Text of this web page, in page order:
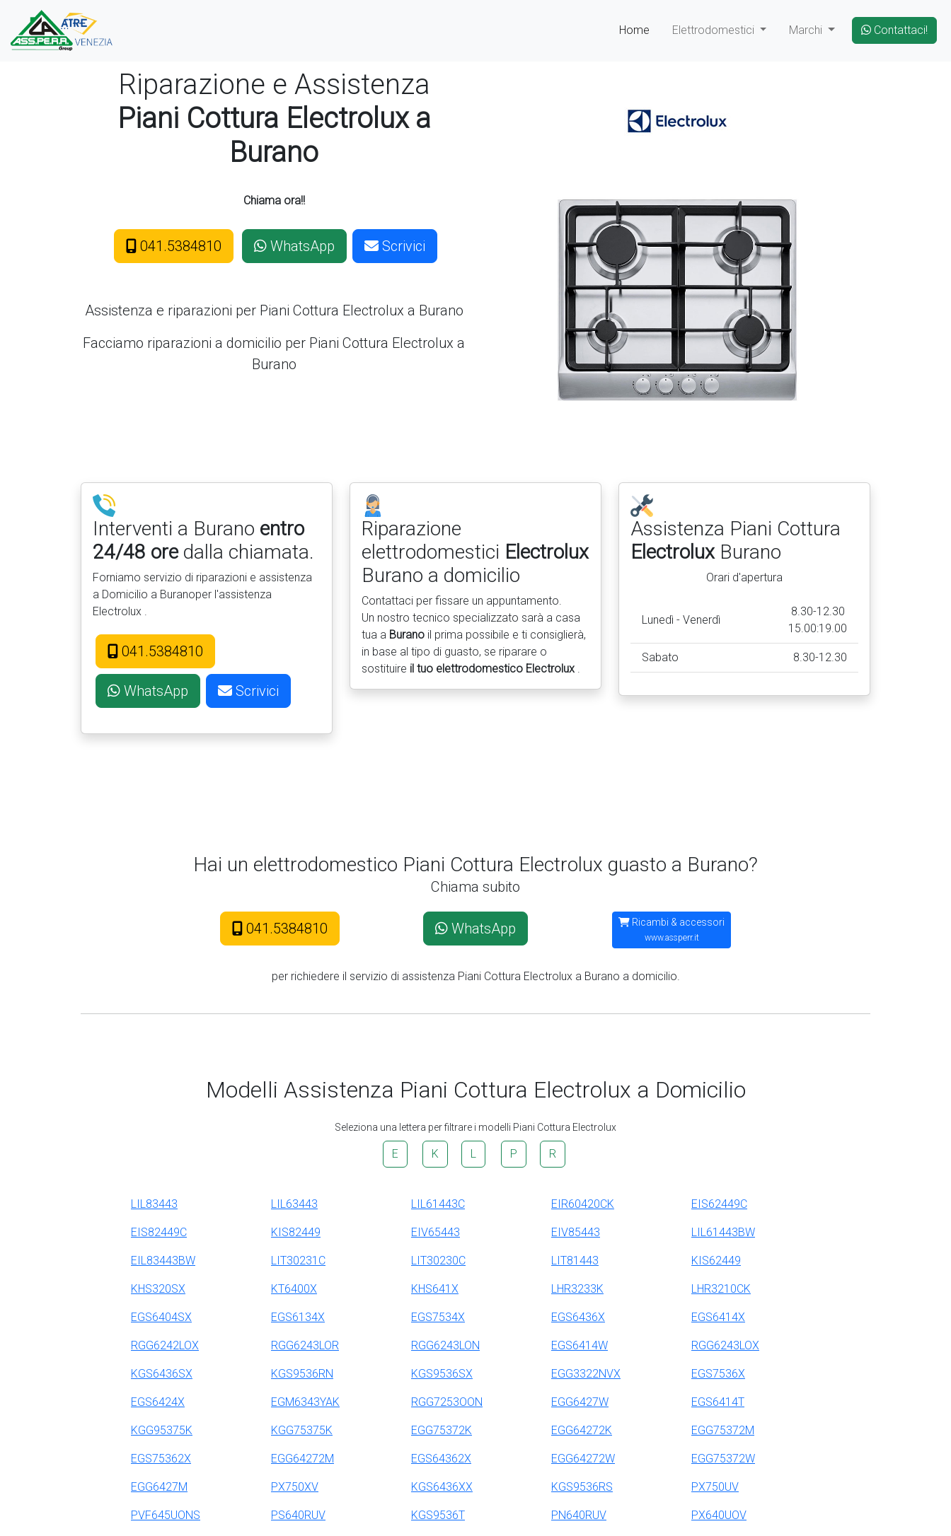
Home Elettrodomestici Marchi Contattaci!
Riparazione e Assistenza
Piani Cottura Electrolux a
Burano
Chiama ora!!
041.5384810 WhatsApp Scrivici
Assistenza e riparazioni per Piani Cottura Electrolux a Burano
Facciamo riparazioni a domicilio per Piani Cottura Electrolux a
Burano
Interventi a Burano entro
24/48 oredalla chiamata.
Forniamo servizio di riparazioni e assistenza
a Domicilio a Buranoper l'assistenza
Electrolux .
041.5384810
WhatsApp Scrivici
Riparazione
elettrodomestici Electrolux
Burano a domicilio
Contattaci per fissare un appuntamento.
Un nostro tecnico specializzato sarà a casa
tua a Burano il prima possibile e ti consiglierà,
in base al tipo di guasto, se riparare o
sostituire il tuo elettrodomestico Electrolux .
Assistenza Piani Cottura
Electrolux Burano
Orari d'apertura
Lunedì - Venerdì
8.30-12.30
15.00:19.00
Sabato 8.30-12.30
Hai un elettrodomestico Piani Cottura Electrolux guasto a Burano?
Chiama subito
041.5384810 WhatsApp Ricambi & accessori
www.assperr.it
per richiedere il servizio di assistenza Piani Cottura Electrolux a Burano a domicilio.
Modelli Assistenza Piani Cottura Electrolux a Domicilio
Seleziona una lettera per filtrare i modelli Piani Cottura Electrolux
E K L P R
LIL83443 LIL63443 LIL61443C EIR60420CK EIS62449C
EIS82449C KIS82449 EIV65443 EIV85443 LIL61443BW
EIL83443BW LIT30231C LIT30230C LIT81443 KIS62449
KHS320SX KT6400X KHS641X LHR3233K LHR3210CK
EGS6404SX EGS6134X EGS7534X EGS6436X EGS6414X
RGG6242LOX RGG6243LOR RGG6243LON EGS6414W RGG6243LOX
KGS6436SX KGS9536RN KGS9536SX EGG3322NVX EGS7536X
EGS6424X EGM6343YAK RGG7253OON EGG6427W EGS6414T
KGG95375K KGG75375K EGG75372K EGG64272K EGG75372M
EGS75362X EGG64272M EGS64362X EGG64272W EGG75372W
EGG6427M PX750XV KGS6436XX KGS9536RS PX750UV
PVF645UONS PS640RUV KGS9536T PN640RUV PX640UOV